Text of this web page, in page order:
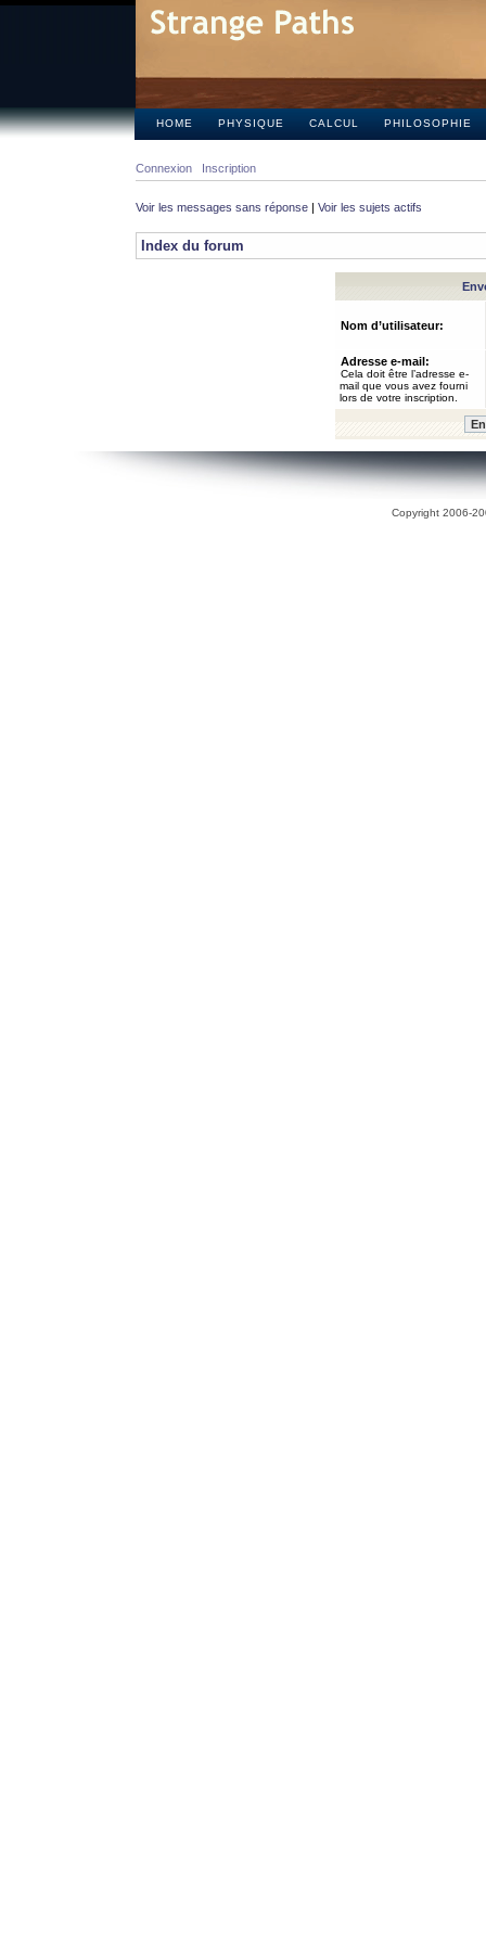
HOME PHYSIQUE CALCUL PHILOSOPHIE
Connexion Inscription
Voir les messages sans réponse | Voir les sujets actifs
Index du forum
Nom d’utilisateur:
Adresse e-mail:
Cela doit être l’adresse e-
mail que vous avez fourni
lors de votre inscription.
Copyright 2006-